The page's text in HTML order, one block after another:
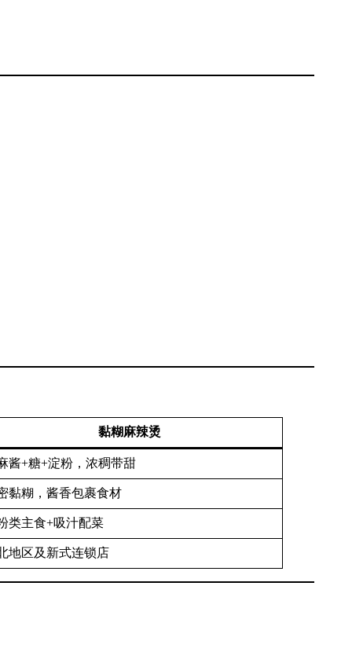
黏糊麻辣烫
酱+糖+淀粉，浓稠带甜
黏糊，酱香包裹食材
类主食+吸汁配菜
地区及新式连锁店